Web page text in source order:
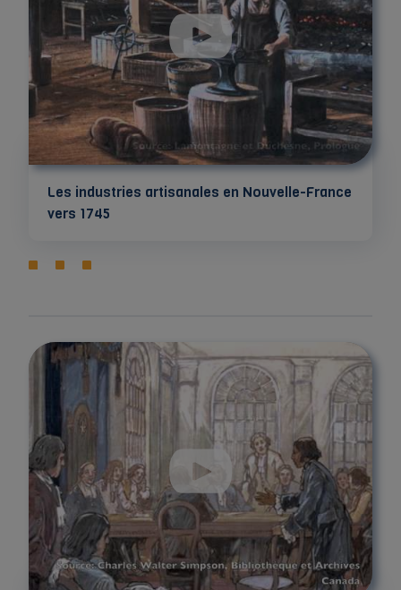
Les industries artisanales en Nouvelle-France
vers 1745